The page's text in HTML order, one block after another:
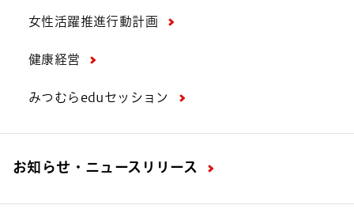
女性活躍推進行動計画
健康経営
みつむらeduセッション
お知らせ・ニュースリリース